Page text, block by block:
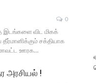
0
இடங்களை விட மிகக்
சக்தியாக
மாவட்ட ஊரக…
அரசியல் !